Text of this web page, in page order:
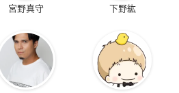
宮野真守 下野紘